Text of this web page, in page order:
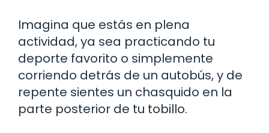
Imagina que estás en plena
actividad, ya sea practicando tu
deporte favorito o simplemente
corriendo detrás de un autobús, y de
repente sientes un chasquido en la
parte posterior de tu tobillo.